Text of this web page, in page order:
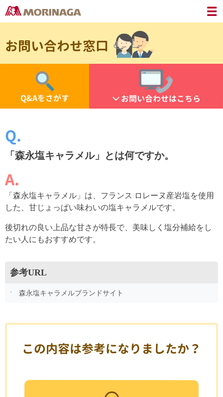
お問い合わせ窓口
Q&Aをさがす お問い合わせはこちら
「森永塩キャラメル」とは何ですか。
「森永塩キャラメル」は、フランス ロレーヌ産岩塩を使用
した、甘じょっぱい味わいの塩キャラメルです。
後切れの良い上品な甘さが特長で、美味しく塩分補給をし
たい人にもおすすめです。
参考URL
森永塩キャラメルブランドサイト
この内容は参考になりましたか？